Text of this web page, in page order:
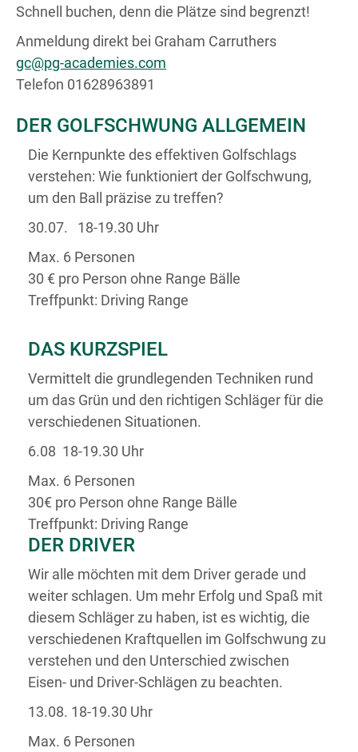
Schnell buchen, denn die Plätze sind begrenzt!
Anmeldung direkt bei Graham Carruthers
gc@pg-academies.com
Telefon 01628963891
DER GOLFSCHWUNG ALLGEMEIN
Die Kernpunkte des effektiven Golfschlags
verstehen: Wie funktioniert der Golfschwung,
um den Ball präzise zu treffen?
30.07. 18-19.30 Uhr
Max. 6 Personen
30 € pro Person ohne Range Bälle
Treffpunkt: Driving Range
DAS KURZSPIEL
Vermittelt die grundlegenden Techniken rund
um das Grün und den richtigen Schläger für die
verschiedenen Situationen.
6.08 18-19.30 Uhr
Max. 6 Personen
30€ pro Person ohne Range Bälle
Treffpunkt: Driving Range
DER DRIVER
Wir alle möchten mit dem Driver gerade und
weiter schlagen. Um mehr Erfolg und Spaß mit
diesem Schläger zu haben, ist es wichtig, die
verschiedenen Kraftquellen im Golfschwung zu
verstehen und den Unterschied zwischen
Eisen- und Driver-Schlägen zu beachten.
13.08. 18-19.30 Uhr
Max. 6 Personen